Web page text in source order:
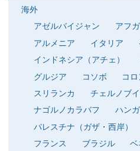
海外
アゼルバイジャン
アフ
アルメニア
イタリア
インドネシア（アチェ）
グルジア
コソボ コ
スリランカ
チェルノブイ
ナゴルノカラバフ
ハン
パレスチナ（ガザ・西岸）
フランス
ブラジル ベ